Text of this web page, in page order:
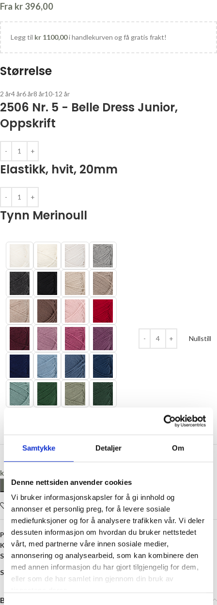
Samtykke Detaljer Om
Denne nettsiden anvender cookies
Vi bruker informasjonskapsler for å gi innhold og
annonser et personlig preg, for å levere sosiale
mediefunksjoner og for å analysere trafikken vår. Vi deler
dessuten informasjon om hvordan du bruker nettstedet
vårt, med partnerne våre innen sosiale medier,
annonsering og analysearbeid, som kan kombinere den
med annen informasjon du har gjort tilgjengelig for dem,
eller som de har samlet inn gjennom din bruk av
Fra kr 396,00
Legg til kr 1100,00i handlekurven og få gratis frakt!
Størrelse
2 år4 år6 år8 år10-12 år
2506 Nr. 5 - Belle Dress Junior,
Oppskrift
Elastikk, hvit, 20mm
Tynn Merinoull
Nullstill
kr
LEGG I HANDLEKURV
Legg i ønskelisten
Produktnummer:SG-GARN-TM
Kategori:Sandnes Garn
Stikkord:27 masker, 3 mm,Merinoull, Superwash
Share:
Beskrivelse